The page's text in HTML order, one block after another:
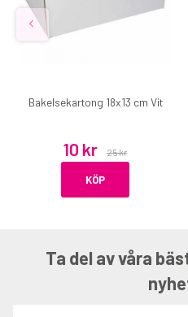
Bakelsekartong 18x13 cm Vit
10 kr 25 kr
KÖP
Ta del av våra